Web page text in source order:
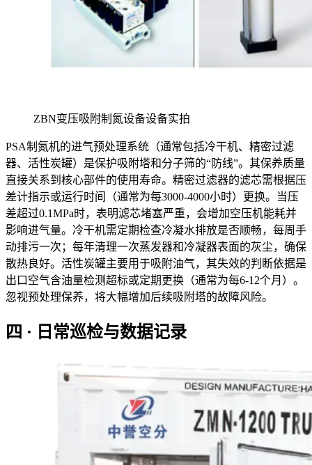
ZBN变压吸附制氮设备设备实拍
PSA制氮机的进气预处理系统（通常包括冷干机、精密过滤
器、活性炭罐）是保护吸附塔和分子筛的“防线”。其保养质量
直接关系到核心部件的使用寿命。精密过滤器的滤芯需根据压
差计指示或运行时间（通常为每3000-4000小时）更换。当压
差超过0.1MPa时，表明滤芯堵塞严重，会增加空压机能耗并
影响进气量。冷干机需定期检查冷凝水排放是否顺畅，每周手
动排污一次；每年清理一次蒸发器和冷凝器表面的灰尘，确保
散热良好。活性炭罐主要用于吸附油气，其失效的判断依据是
出口空气含油量检测超标或定期更换（通常为每6-12个月）。
忽视预处理保养，将大幅增加后续吸附塔的故障风险。
四 · 日常巡检与数据记录